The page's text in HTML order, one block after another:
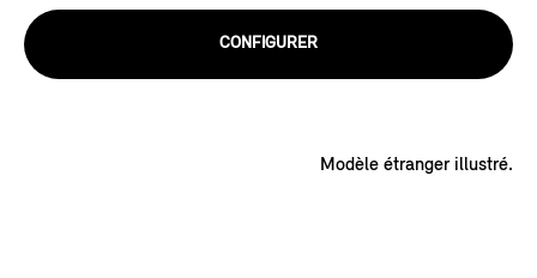
Modèle étranger illustré.
CONFIGURER